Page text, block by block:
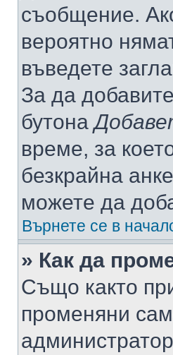
съобщение.
вероятно
въведете
За да
бутона
време, за
безкрайна
можете да
Върнете се в
» Как да
Също както
променяни